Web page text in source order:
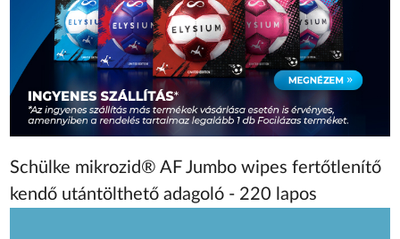
Schülke mikrozid® AF Jumbo wipes fertőtlenítő
kendő utántölthető adagoló - 220 lapos